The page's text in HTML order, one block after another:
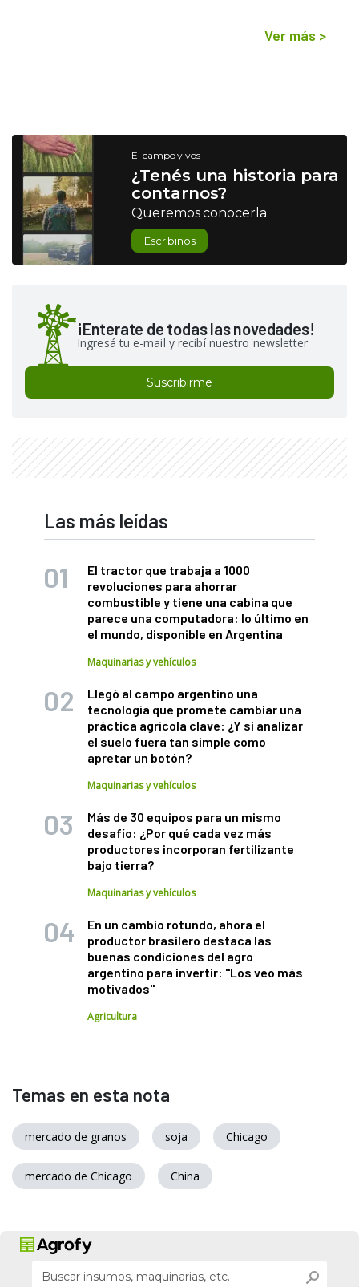
Ver más >
El campo y vos
¿Tenés una historia para
contarnos?
Queremos conocerla
Escribinos
¡Enterate de todas las novedades!
Ingresá tu e-mail y recibí nuestro newsletter
Suscribirme
Las más leídas
El tractor que trabaja a 1000
revoluciones para ahorrar
combustible y tiene una cabina que
parece una computadora: lo último en
el mundo, disponible en Argentina
Maquinarias y vehículos
Llegó al campo argentino una
tecnología que promete cambiar una
práctica agrícola clave: ¿Y si analizar
el suelo fuera tan simple como
apretar un botón?
Maquinarias y vehículos
Más de 30 equipos para un mismo
desafío: ¿Por qué cada vez más
productores incorporan fertilizante
bajo tierra?
Maquinarias y vehículos
En un cambio rotundo, ahora el
productor brasilero destaca las
buenas condiciones del agro
argentino para invertir: "Los veo más
motivados"
Agricultura
Temas en esta nota
mercado de granos soja Chicago
mercado de Chicago China